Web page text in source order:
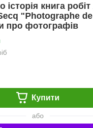
книга
"Photographe
про фотографів
Купити
або